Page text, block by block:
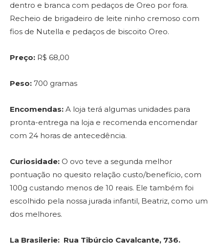
dentro e branca com pedaços de Oreo por fora.
Recheio de brigadeiro de leite ninho cremoso com
fios de Nutella e pedaços de biscoito Oreo.
Preço: R$ 68,00
Peso: 700 gramas
Encomendas: A loja terá algumas unidades para
pronta-entrega na loja e recomenda encomendar
com 24 horas de antecedência.
Curiosidade: O ovo teve a segunda melhor
pontuação no quesito relação custo/benefício, com
100g custando menos de 10 reais. Ele também foi
escolhido pela nossa jurada infantil, Beatriz, como um
dos melhores.
La Brasilerie: Rua Tibúrcio Cavalcante, 736.